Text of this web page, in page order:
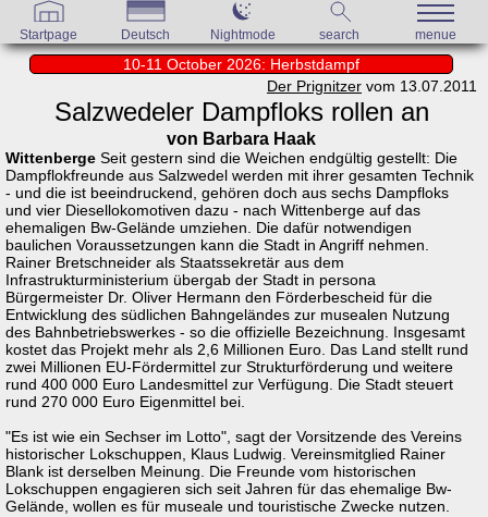
Startpage Deutsch Nightmode search menue
10-11 October 2026: Herbstdampf
Der Prignitzer vom 13.07.2011
Salzwedeler Dampfloks rollen an
von Barbara Haak
Wittenberge Seit gestern sind die Weichen endgültig gestellt: Die
Dampflokfreunde aus Salzwedel werden mit ihrer gesamten Technik
- und die ist beeindruckend, gehören doch aus sechs Dampfloks
und vier Diesellokomotiven dazu - nach Wittenberge auf das
ehemaligen Bw-Gelände umziehen. Die dafür notwendigen
baulichen Voraussetzungen kann die Stadt in Angriff nehmen.
Rainer Bretschneider als Staatssekretär aus dem
Infrastrukturministerium übergab der Stadt in persona
Bürgermeister Dr. Oliver Hermann den Förderbescheid für die
Entwicklung des südlichen Bahngeländes zur musealen Nutzung
des Bahnbetriebswerkes - so die offizielle Bezeichnung. Insgesamt
kostet das Projekt mehr als 2,6 Millionen Euro. Das Land stellt rund
zwei Millionen EU-Fördermittel zur Strukturförderung und weitere
rund 400 000 Euro Landesmittel zur Verfügung. Die Stadt steuert
rund 270 000 Euro Eigenmittel bei.
"Es ist wie ein Sechser im Lotto", sagt der Vorsitzende des Vereins
historischer Lokschuppen, Klaus Ludwig. Vereinsmitglied Rainer
Blank ist derselben Meinung. Die Freunde vom historischen
Lokschuppen engagieren sich seit Jahren für das ehemalige Bw-
Gelände, wollen es für museale und touristische Zwecke nutzen.